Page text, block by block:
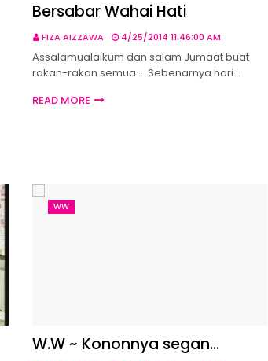
Bersabar Wahai Hati
FIZA AIZZAWA 4/25/2014 11:46:00 AM
Assalamualaikum dan salam Jumaat buat
rakan-rakan semua... Sebenarnya hari…
READ MORE
WW
W.W ~ Kononnya segan...